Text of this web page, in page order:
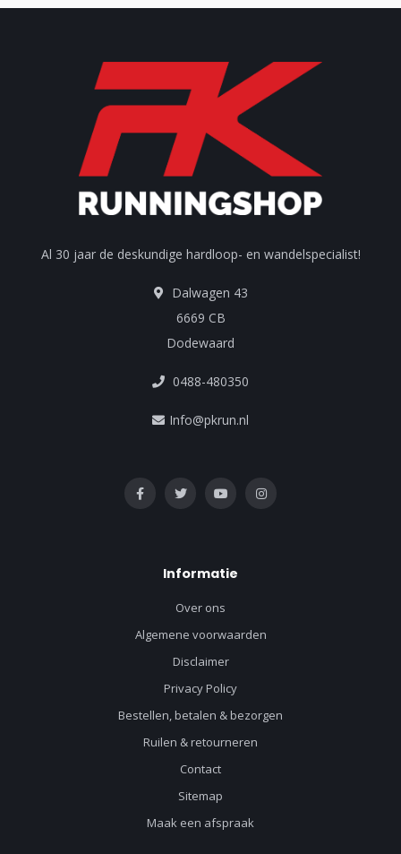
Al 30 jaar de deskundige hardloop- en wandelspecialist!
Dalwagen 43
6669 CB
Dodewaard
0488-480350
Info@pkrun.nl
Informatie
Over ons
Algemene voorwaarden
Disclaimer
Privacy Policy
Bestellen, betalen & bezorgen
Ruilen & retourneren
Contact
Sitemap
Maak een afspraak